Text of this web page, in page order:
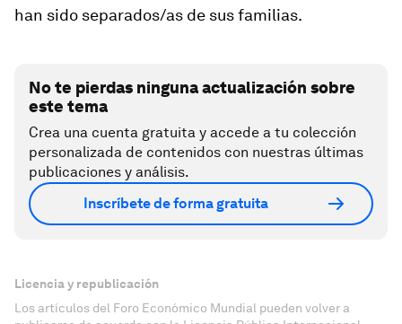
han sido separados/as de sus familias.
No te pierdas ninguna actualización sobre
este tema
Crea una cuenta gratuita y accede a tu colección
personalizada de contenidos con nuestras últimas
publicaciones y análisis.
Inscríbete de forma gratuita
Licencia y republicación
Los artículos del Foro Económico Mundial pueden volver a